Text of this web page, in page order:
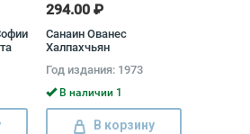
of
294.00 ₽
Санаин Ованес
Халпахчьян
Год издания: 1973
В наличии 1
В корзину